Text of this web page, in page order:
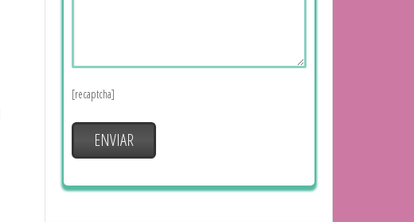
[recaptcha]